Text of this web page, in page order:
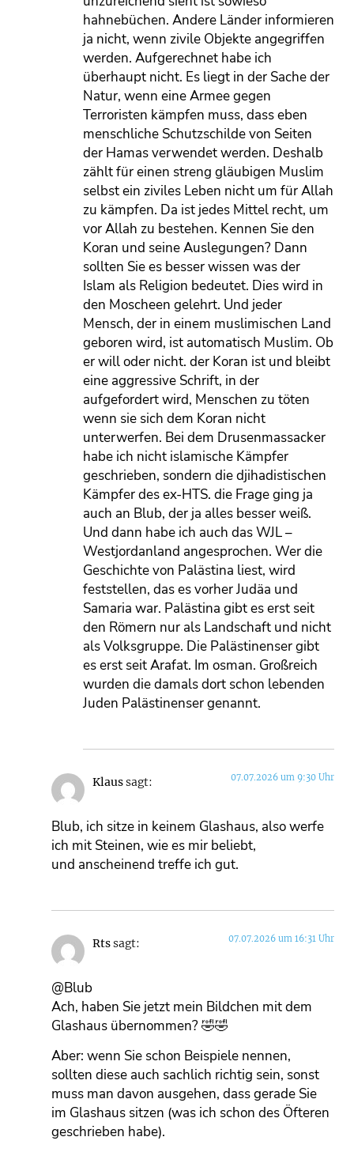
hahnebüchen. Andere Länder informieren
ja nicht, wenn zivile Objekte angegriffen
werden. Aufgerechnet habe ich
überhaupt nicht. Es liegt in der Sache der
Natur, wenn eine Armee gegen
Terroristen kämpfen muss, dass eben
menschliche Schutzschilde von Seiten
der Hamas verwendet werden. Deshalb
zählt für einen streng gläubigen Muslim
selbst ein ziviles Leben nicht um für Allah
zu kämpfen. Da ist jedes Mittel recht, um
vor Allah zu bestehen. Kennen Sie den
Koran und seine Auslegungen? Dann
sollten Sie es besser wissen was der
Islam als Religion bedeutet. Dies wird in
den Moscheen gelehrt. Und jeder
Mensch, der in einem muslimischen Land
geboren wird, ist automatisch Muslim. Ob
er will oder nicht. der Koran ist und bleibt
eine aggressive Schrift, in der
aufgefordert wird, Menschen zu töten
wenn sie sich dem Koran nicht
unterwerfen. Bei dem Drusenmassacker
habe ich nicht islamische Kämpfer
geschrieben, sondern die djihadistischen
Kämpfer des ex-HTS. die Frage ging ja
auch an Blub, der ja alles besser weiß.
Und dann habe ich auch das WJL –
Westjordanland angesprochen. Wer die
Geschichte von Palästina liest, wird
feststellen, das es vorher Judäa und
Samaria war. Palästina gibt es erst seit
den Römern nur als Landschaft und nicht
als Volksgruppe. Die Palästinenser gibt
es erst seit Arafat. Im osman. Großreich
wurden die damals dort schon lebenden
Juden Palästinenser genannt.
Klaussagt: 07.07.2026 um 9:30 Uhr
Blub, ich sitze in keinem Glashaus, also werfe
ich mit Steinen, wie es mir beliebt,
und anscheinend treffe ich gut.
Rtssagt: 07.07.2026 um 16:31 Uhr
@Blub
Ach, haben Sie jetzt mein Bildchen mit dem
Glashaus übernommen? 🤣🤣
Aber: wenn Sie schon Beispiele nennen,
sollten diese auch sachlich richtig sein, sonst
muss man davon ausgehen, dass gerade Sie
im Glashaus sitzen (was ich schon des Öfteren
geschrieben habe).